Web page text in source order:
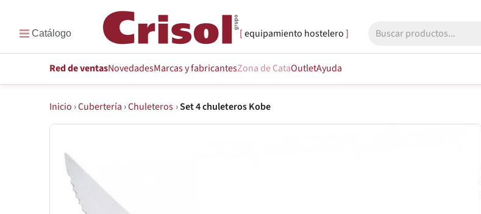
equipamiento hostelero
Red de ventasNovedadesMarcasy fabricantesZona de CataOutletAyuda
Inicio ›Cubertería ›Chuleteros ›Set 4 chuleteros Kobe